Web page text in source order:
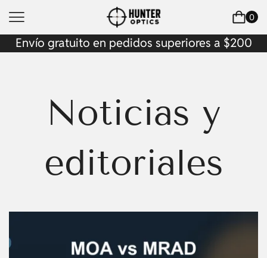
0
Envío gratuito en pedidos superiores a $200
Noticias y
editoriales